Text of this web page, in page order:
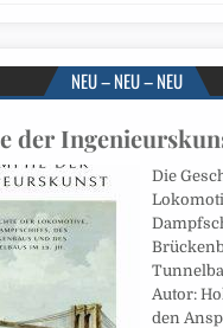
NEU – NEU – NEU
der
Die
Autor:
den